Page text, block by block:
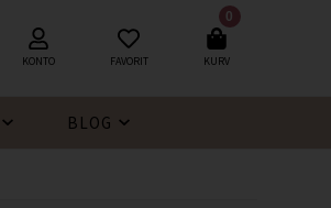
KONTO FAVORIT
0
KURV
BLOG